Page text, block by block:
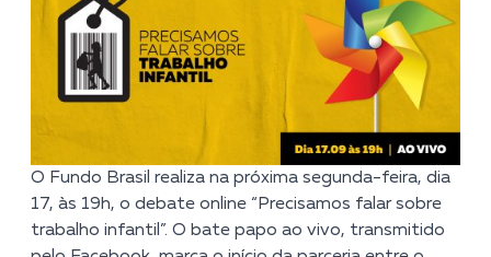
O Fundo Brasil realiza na próxima segunda-feira, dia
17, às 19h, o debate online “Precisamos falar sobre
trabalho infantil”. O bate papo ao vivo, transmitido